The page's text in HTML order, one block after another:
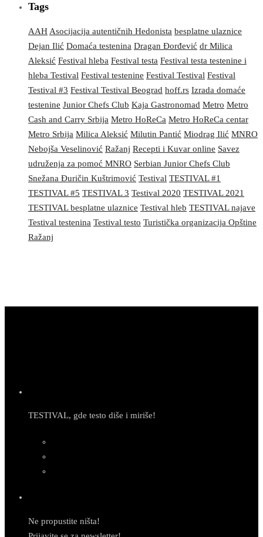
Tags
AAHAsocijacija autentičnih Hedonista besplatne ulaznice
Dejan Ilić Domaća testenina Dragan Đorđević dr Milica
Aleksić Festival hleba Festival testa Festival testa testenine i
hleba Testival Festival testenine Festival Testival Festival
Testival #3 Festival Testival Beograd hoff.rs Izrada domaće
testenine Junior Chefs Club Kaja Gastronomad Metro Metro
Cash and Carry Srbija Metro HoReCa Metro HoReCa centar
Metro Srbija Milica Aleksić Milutin Pantić Miodrag Ilić MNRO
Nebojša Veselinović Ražanj Recepti i Kuvar online Savez
udruženja za pomoć MNRO Serbian Junior Chefs Club
Snežana Đuričin Kuštrimović Testival TESTIVAL #1
TESTIVAL #5 TESTIVAL 3 Testival 2020 TESTIVAL 2021
TESTIVAL besplatne ulaznice Testival hleb TESTIVAL najave
Testival testenina Testival testo Turistička organizacija Opštine
Ražanj
TESTIVAL, gde testo diše i miriše!
Ne propustite ništa!